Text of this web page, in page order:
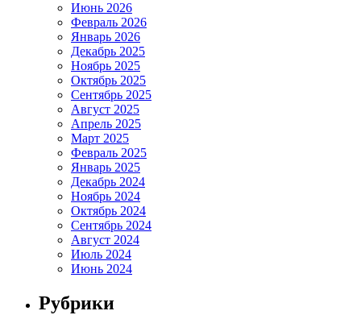
Июнь 2026
Февраль 2026
Январь 2026
Декабрь 2025
Ноябрь 2025
Октябрь 2025
Сентябрь 2025
Август 2025
Апрель 2025
Март 2025
Февраль 2025
Январь 2025
Декабрь 2024
Ноябрь 2024
Октябрь 2024
Сентябрь 2024
Август 2024
Июль 2024
Июнь 2024
Рубрики